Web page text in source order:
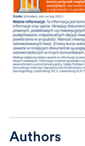
Authors